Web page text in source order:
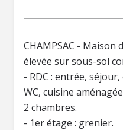
CHAMPSAC - Maison
élevée sur sous-sol
- RDC : entrée,
WC, cuisine
2 chambres.
- 1er étage : grenier.